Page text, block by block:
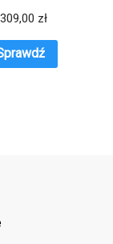
zł